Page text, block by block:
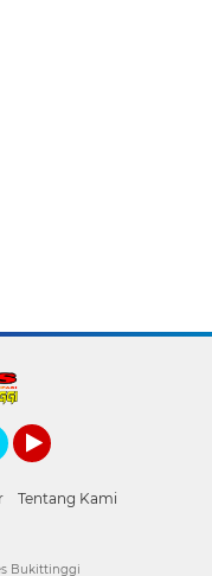
Tentang Kami
Bukittinggi